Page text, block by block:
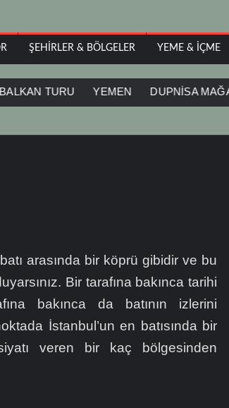
ŞEHIRLER & BÖLGELER YEME & İÇME
TURU YEMEN DUPNİSA MAĞARASI
arasında bir köprü gibidir ve bu
Bir tarafına bakınca tarihi
bakınca da batının izlerini
İstanbul’un en batısında bir
veren bir kaç bölgesinden